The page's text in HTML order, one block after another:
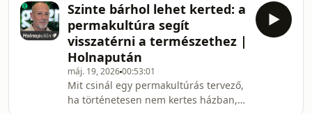
pörgetéssel karbonlábnyomot
hagyunk magunk után – csak éppen
nem látjuk a füstöt. Huszics György, a
Carbon.Crane társalapítója azt a
feladatot tűzte ki maga elé, hogy a
láthatatlant láthatóvá tegye:
megmérje és csökkentse a digitális
Szinte bárhol lehet kerted: a
permakultúra segít
visszatérni a természethez |
Holnapután
máj. 19, 202600:53:01
Mit csinál egy permakultúrás tervező,
ha történetesen nem kertes házban,